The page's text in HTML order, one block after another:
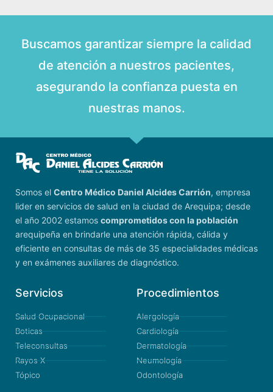
Buscamos garantizar siempre la calidad
de atención a nuestros pacientes,
asegurando la confianza puesta en
nuestras manos.
Somos el Centro Médico Daniel Alcides Carrión, empresa
lider en servicios de salud en la ciudad de Arequipa; desde
el año 2002 estamos comprometidos con la población
arequipeña en brindarle una atención rápida, cálida y
eficiente en consultas de más de 35 especialidades médicas
y en exámenes auxiliares de diagnóstico.
Servicios
Salud Ocupacional
Boticas
Teleconsultas
Rayos X
Tópico
Procedimientos
Alergología
Cardiología
Dermatología
Neumología
Odontología